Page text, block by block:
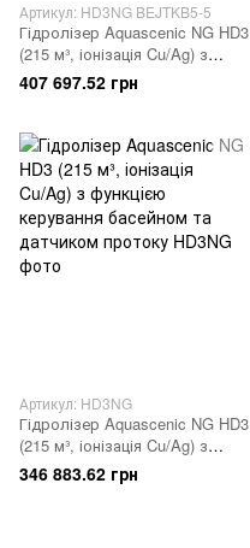
Артикул: HD3NG BEJTKB5-5
Гідролізер Aquascenic NG HD3
(215 м³, іонізація Cu/Ag) з
функцією керування басейном
комплектація Standard для
407 697.52 грн
Артикул: HD3NG
Гідролізер Aquascenic NG HD3
(215 м³, іонізація Cu/Ag) з
функцією керування басейном
та датчиком протоку
346 883.62 грн